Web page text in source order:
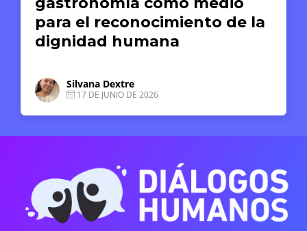
para el reconocimiento de la
dignidad humana
Silvana Dextre
17 DE JUNIO DE 2026